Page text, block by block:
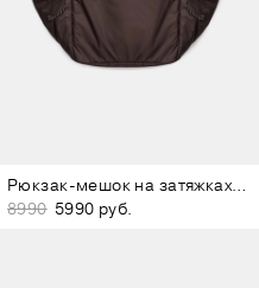
Рюкзак-мешок на затяжках бордово-коричневый
8990 5990 руб.